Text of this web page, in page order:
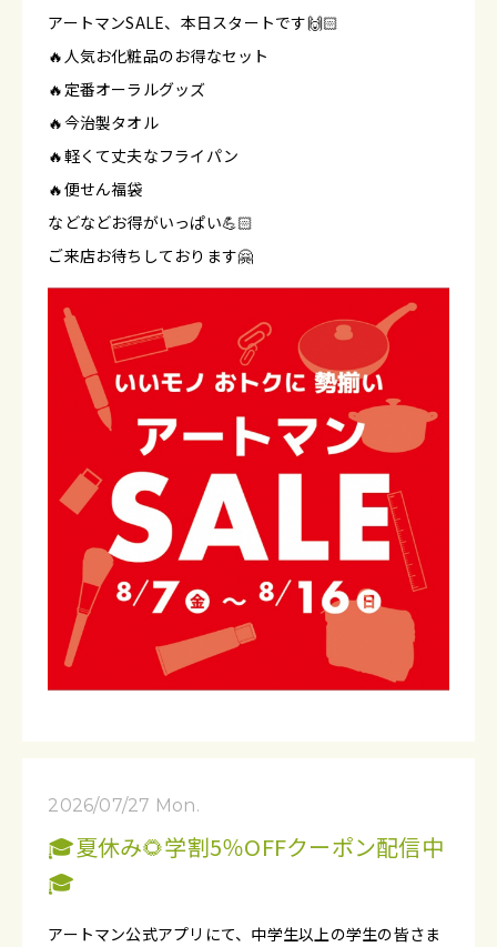
アートマンSALE、本日スタートです🙌🏻
🔥人気お化粧品のお得なセット
🔥定番オーラルグッズ
🔥今治製タオル
🔥軽くて丈夫なフライパン
🔥便せん福袋
などなどお得がいっぱい💪🏻
ご来店お待ちしております🤗
2026/07/27 Mon.
🎓夏休み🌻学割5％OFFクーポン配信中
🎓
アートマン公式アプリにて、中学生以上の学生の皆さま